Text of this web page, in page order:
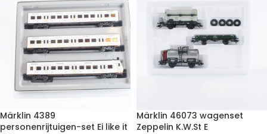
Märklin 4389
personenrijtuigen-set Ei like it
Märklin 46073 wagenset
Zeppelin K.W.St E